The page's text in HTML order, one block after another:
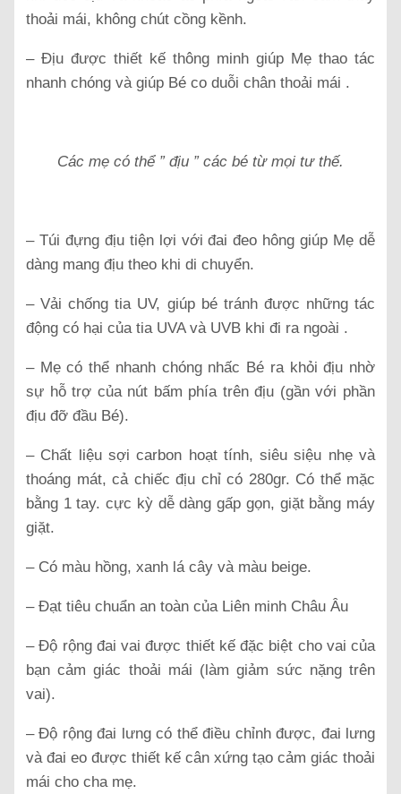
thoải mái, không chút cồng kềnh.
– Địu được thiết kế thông minh giúp Mẹ thao tác
nhanh chóng và giúp Bé co duỗi chân thoải mái .
Các mẹ có thể ” địu ” các bé từ mọi tư thế.
– Túi đựng địu tiện lợi với đai đeo hông giúp Mẹ dễ
dàng mang địu theo khi di chuyển.
– Vải chống tia UV, giúp bé tránh được những tác
động có hại của tia UVA và UVB khi đi ra ngoài .
– Mẹ có thể nhanh chóng nhấc Bé ra khỏi địu nhờ
sự hỗ trợ của nút bấm phía trên địu (gần với phần
địu đỡ đầu Bé).
– Chất liệu sợi carbon hoạt tính, siêu siệu nhẹ và
thoáng mát, cả chiếc địu chỉ có 280gr. Có thể mặc
bằng 1 tay. cực kỳ dễ dàng gấp gọn, giặt bằng máy
giặt.
– Có màu hồng, xanh lá cây và màu beige.
– Đạt tiêu chuẩn an toàn của Liên minh Châu Âu
– Độ rộng đai vai được thiết kế đặc biệt cho vai của
bạn cảm giác thoải mái (làm giảm sức nặng trên
vai).
– Độ rộng đai lưng có thể điều chỉnh được, đai lưng
và đai eo được thiết kế cân xứng tạo cảm giác thoải
mái cho cha mẹ.